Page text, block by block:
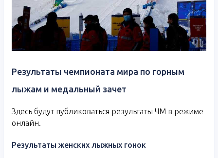
Результаты чемпионата мира по горным
лыжам и медальный зачет
Здесь будут публиковаться результаты ЧМ в режиме
онлайн.
Результаты женских лыжных гонок